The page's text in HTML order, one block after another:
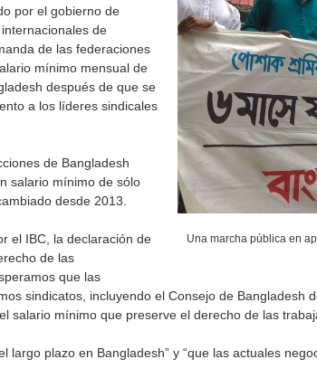
Una marcha pública en
por el gobierno de
de
de las federaciones
mínimo mensual de
después de que se
a los líderes sindicales
de Bangladesh
salario mínimo de sólo
desde 2013.
el IBC, la declaración de
de las
que las
sindicatos, incluyendo el Consejo de Bangladesh
mínimo que preserve el derecho de las
plazo en Bangladesh” y “que las actuales